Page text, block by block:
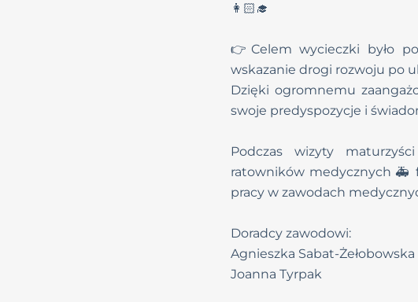
👩🏻‍🎓
👉Celem wycieczki było
wskazanie drogi rozwoju po
Dzięki ogromnemu
swoje predyspozycje i
Podczas wizyty
ratowników medycznych 🚑
pracy w zawodach
Doradcy zawodowi:
Agnieszka Sabat-Żełobowska
Joanna Tyrpak